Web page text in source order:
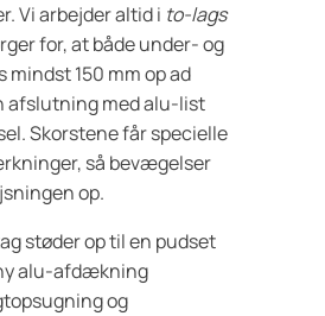
Vi arbejder altid i to-lags
for, at både under- og
mindst 150 mm op ad
afslutning med alu-list
Skorstene får specielle
så bevægelser
op.
støder op til en pudset
alu-afdækning
og